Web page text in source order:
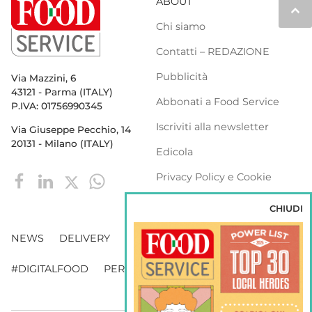
keyboard_arrow_up
Via Mazzini, 6
43121 - Parma (ITALY)
P.IVA: 01756990345
Via Giuseppe Pecchio, 14
20131 - Milano (ITALY)
Chi siamo
Contatti – REDAZIONE
Pubblicità
Abbonati a Food Service
Iscriviti alla newsletter
Edicola
Privacy Policy e Cookie
NEWS DELIVERY DISTRIBUZIONE
#DIGITALFOOD PERSONE WEBINAR VENDING
CHIUDI